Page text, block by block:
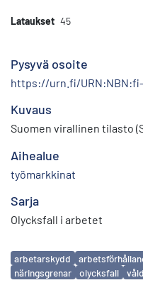
Lataukset 45
Pysyvä osoite
https://urn.fi/URN:NBN:fi-
Kuvaus
Suomen virallinen tilasto
Aihealue
työmarkkinat
Sarja
Olycksfall i arbetet
Avainsanat
arbetarskydd
näringsgrenar
olycksfall våld